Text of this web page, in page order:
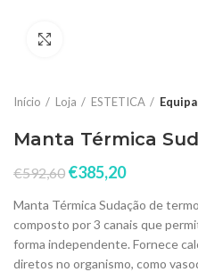
Início Loja ESTETICA
Manta Térmica
€592,60 €385,20
Manta Térmica Sudação de
composto por 3 canais que
forma independente. Fornece
diretos no organismo, como